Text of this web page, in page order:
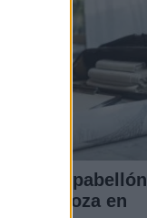
del pabellón
Zaragoza en